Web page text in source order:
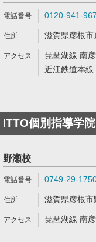
0120-941-967
滋賀県彦根市
琵琶湖線 南
近江鉄道本
ITTO個別指導学院
野瀬校
0749-29-
滋賀県彦根市
琵琶湖線 南